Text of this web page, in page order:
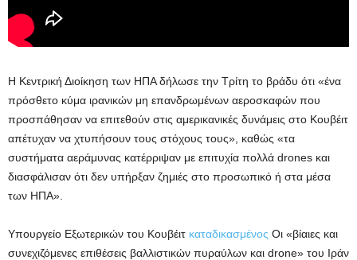
Η Κεντρική Διοίκηση των ΗΠΑ δήλωσε την Τρίτη το βράδυ ότι «ένα
πρόσθετο κύμα ιρανικών μη επανδρωμένων αεροσκαφών που
προσπάθησαν να επιτεθούν στις αμερικανικές δυνάμεις στο Κουβέιτ
απέτυχαν να χτυπήσουν τους στόχους τους», καθώς «τα
συστήματα αεράμυνας κατέρριψαν με επιτυχία πολλά drones και
διασφάλισαν ότι δεν υπήρξαν ζημιές στο προσωπικό ή στα μέσα
των ΗΠΑ».
Υπουργείο Εξωτερικών του Κουβέιτ καταδικασμένος Οι «βίαιες και
συνεχιζόμενες επιθέσεις βαλλιστικών πυραύλων και drone» του Ιράν